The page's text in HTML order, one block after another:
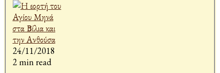
24/11/2018
2 min read